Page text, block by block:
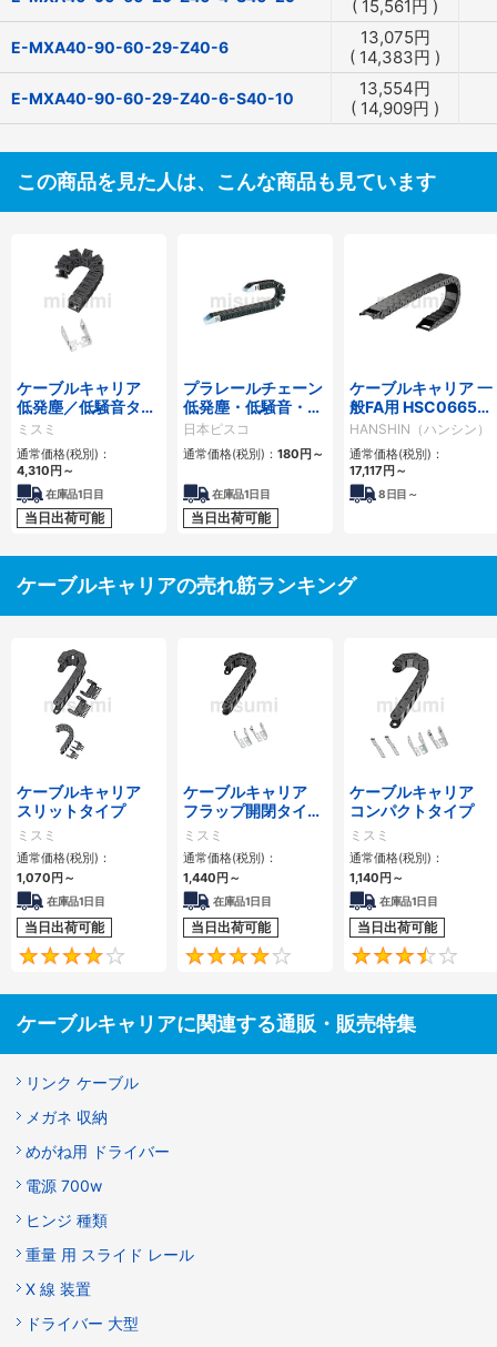
( 15,561 円 )
E-MXA40-90-60-29-Z40-6 13,075円
( 14,383円 )
E-MXA40-90-60-29-Z40-6-S40-10 13,554円
( 14,909円 )
この商品を見た人は、こんな商品も見ています
ケーブルキャリア
低発塵／低騒音タイ
プ
ミスミ
通常価格(税別)：
4,310 円 ～
在庫品1日目
当日出荷可能
プラレールチェーン
低発塵・低騒音・フ
ラップ開閉・ヒンジ
連結タイプ SCシリ
ーズ
日本ピスコ
通常価格(税別)： 180 円 ～
在庫品1日目
当日出荷可能
ケーブルキャリア 一
般FA用 HSC0665シ
リーズ
HANSHIN（ハンシン）
通常価格(税別)：
17,117 円 ～
8日目～
ケーブルキャリアの売れ筋ランキング
ケーブルキャリア
スリットタイプ
ミスミ
通常価格(税別)：
1,070 円 ～
在庫品1日目
当日出荷可能
4.1
ケーブルキャリア
フラップ開閉タイ
プ 本体＋取付金具
ミスミ
通常価格(税別)：
1,440 円 ～
在庫品1日目
当日出荷可能
4.2
ケーブルキャリア
コンパクトタイプ
ミスミ
通常価格(税別)：
1,140 円 ～
在庫品1日目
当日出荷可能
ケーブルキャリアに関連する通販・販売特集
リンク ケーブル
メガネ 収納
めがね用 ドライバー
電源 700w
ヒンジ 種類
重量 用 スライド レール
X 線 装置
ドライバー 大型